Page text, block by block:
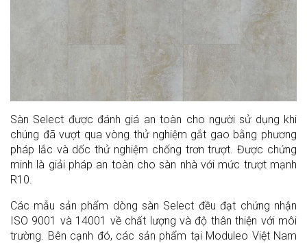
Sàn Select được đánh giá an toàn cho người sử dụng khi
chúng đã vượt qua vòng thử nghiệm gắt gao bằng phương
pháp lắc và dốc thử nghiệm chống trơn trượt. Được chứng
minh là giải pháp an toàn cho sàn nhà với mức trượt mạnh
R10.
Các mẫu sản phẩm dòng sàn Select đều đạt chứng nhận
ISO 9001 và 14001 về chất lượng và độ thân thiện với môi
trường. Bên cạnh đó, các sản phẩm tại Moduleo Việt Nam